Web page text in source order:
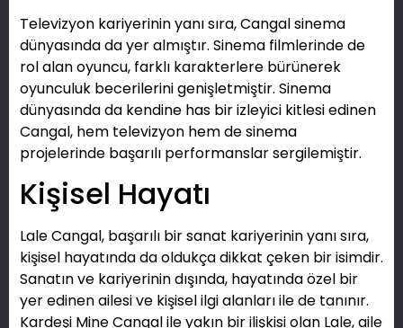
Televizyon kariyerinin yanı sıra, Cangal sinema
dünyasında da yer almıştır. Sinema filmlerinde de
rol alan oyuncu, farklı karakterlere bürünerek
oyunculuk becerilerini genişletmiştir. Sinema
dünyasında da kendine has bir izleyici kitlesi edinen
Cangal, hem televizyon hem de sinema
projelerinde başarılı performanslar sergilemiştir.
Kişisel Hayatı
Lale Cangal, başarılı bir sanat kariyerinin yanı sıra,
kişisel hayatında da oldukça dikkat çeken bir isimdir.
Sanatın ve kariyerinin dışında, hayatında özel bir
yer edinen ailesi ve kişisel ilgi alanları ile de tanınır.
Kardeşi Mine Cangal ile yakın bir ilişkisi olan Lale, aile